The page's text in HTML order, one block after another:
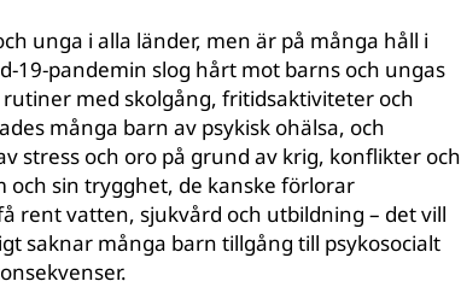
unga i alla länder, men är på många håll i
19-pandemin slog hårt mot barns och ungas
med skolgång, fritidsaktiviteter och
många barn av psykisk ohälsa, och
stress och oro på grund av krig, konflikter och
och sin trygghet, de kanske förlorar
rent vatten, sjukvård och utbildning – det vill
saknar många barn tillgång till psykosocialt